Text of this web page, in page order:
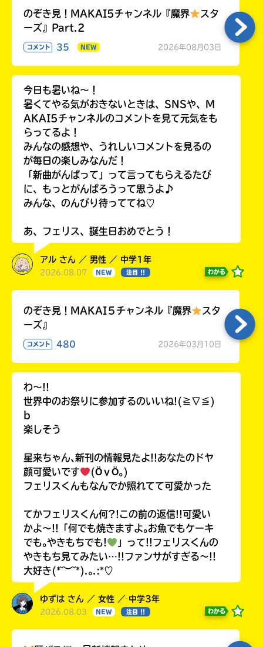
のぞき見！MAKAI5チャンネル『魔界
スタ
ーズ』Part.2
コメント 35 NEW 2026年08月03日
今日も暑いね〜！
暑くてやる気がおきないときは、SNSや、M
AKAI5チャンネルのコメントを見て元気をも
らってるよ！
みんなの感想や、うれしいコメントを見るの
が毎日の楽しみなんだ！
「新曲がんばって」って言ってもらえるたび
に、もっとがんばろうって思うよ♪
みんな、のんびり待っててね♡
あ、フェリス、誕生日おめでとう！
アル さん ／ 男性 ／ 中学1年
2026.08.07 NEW 注目 !! わかる
のぞき見！MAKAI５チャンネル『魔界
スタ
ーズ』
コメント 480 2026年03月10日
わ〜!!
世界中のお祭りに参加するのいいね!(≧∇≦)
b
楽しそう
星来ちゃん､新刊の情報見たよ!!あなたのドヤ
顔可愛いです
(ӦｖӦ｡)
フェリスくんもなんでか照れてて可愛かった
てかフェリスくん何?!この前の返信!!可愛い
かよ〜!!「何でも焼きますよ｡お魚でもケーキ
でも｡やきもちでも!
」って!!フェリスくんの
やきもち見てみたい…!!ファンサがすぎる〜!!
大好き(*˘︶˘*).｡.:*♡
ゆずは さん ／ 女性 ／ 中学3年
2026.08.03 NEW 注目 !! わかる